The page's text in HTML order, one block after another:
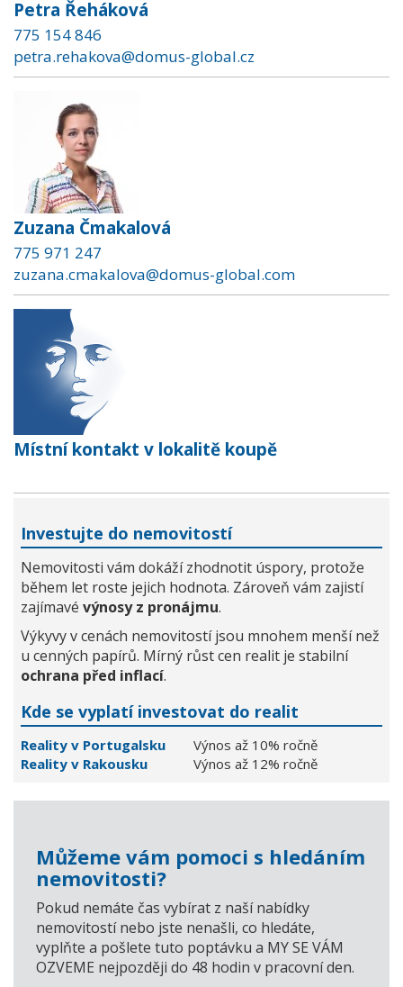
Petra Řeháková
775 154 846
petra.rehakova@domus-global.cz
Zuzana Čmakalová
775 971 247
zuzana.cmakalova@domus-global.com
Místní kontakt v lokalitě koupě
Investujte do nemovitostí
Nemovitosti vám dokáží zhodnotit úspory, protože
během let roste jejich hodnota. Zároveň vám zajistí
zajímavé výnosy z pronájmu.
Výkyvy v cenách nemovitostí jsou mnohem menší než
u cenných papírů. Mírný růst cen realit je stabilní
ochrana před inflací.
Kde se vyplatí investovat do realit
Reality v Portugalsku
Výnos až 10% ročně
Reality v Rakousku
Výnos až 12% ročně
Můžeme vám pomoci s hledáním
nemovitosti?
Pokud nemáte čas vybírat z naší nabídky
nemovitostí nebo jste nenašli, co hledáte,
vyplňte a pošlete tuto poptávku a MY SE VÁM
OZVEME nejpozději do 48 hodin v pracovní den.